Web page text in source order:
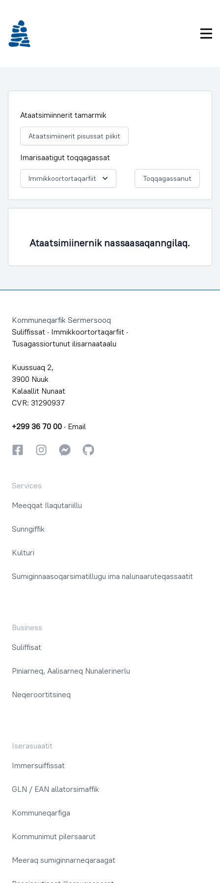
Ataatsimiinnerit tamarmik
Ataatsimiinerit pisussat piikit
Imarisaatigut toqqagassat
Immikkoortortaqarfiit Toqqagassanut
Ataatsimiinernik nassaasaqanngilaq.
Kommuneqarfik Sermersooq
Suliffissat · Immikkoortortaqarfiit ·
Tusagassiortunut ilisarnaataalu
Kuussuaq 2,
3900 Nuuk
Kalaallit Nunaat
CVR: 31290937
+299 36 70 00 · Email
FacebookkiInstagrammiInstagrammi
GitHub
Services
Meeqqat Ilaqutariillu
Sunngiffik
Kulturi
Sumiginnaasoqarsimatillugu ima nalunaaruteqassaatit
Business
Suliffisat
Piniarneq, Aalisarneq Nunalerinerlu
Neqeroortitsineq
Iserasuaatit
Immersuiffissat
GLN / EAN allatorsimaffik
Kommuneqarfiga
Kommunimut pilersaarut
Meeraq sumiginnarneqaraagat